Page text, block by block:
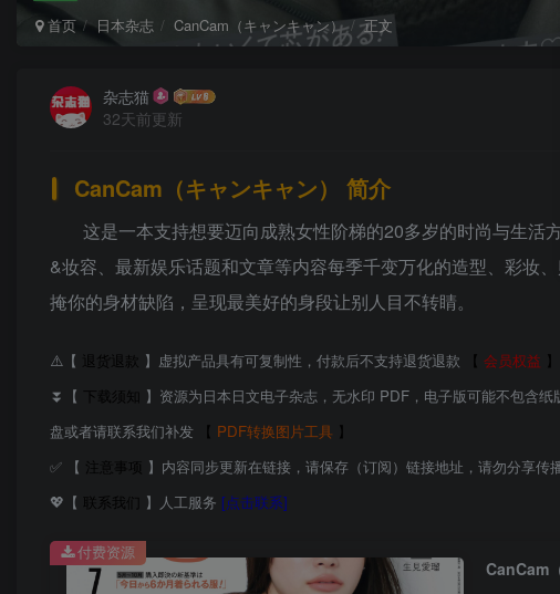
首页 日本杂志 CanCam（キャンキャン） 正文
杂志猫
32天前更新
CanCam（キャンキャン） 简介
这是一本支持想要迈向成熟女性阶梯的20多岁的时尚与生活
&妆容、最新娱乐话题和文章等内容每季千变万化的造型、彩妆
掩你的身材缺陷，呈现最美好的身段让别人目不转睛。
⚠️【 退货退款 】虚拟产品具有可复制性，付款后不支持退货退款 【 会员权益 】
⏬【
下载须知
】资源为日本日文电子杂志，无水印 PDF，电子版可能不包含
盘或者请联系我们补发
【 PDF转换图片工具 】
✅ 【 注意事项 】内容同步更新在链接，请保存（订阅）链接地址，请勿分享传
💖【 联系我们 】人工服务 [点击联系]
CanCam
付费资源